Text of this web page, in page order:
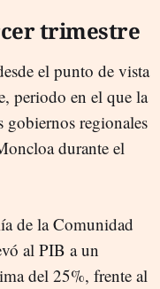
trimestre
el punto de vista
periodo en el que la
gobiernos regionales
durante el
de la Comunidad
al PIB a un
del 25%, frente al